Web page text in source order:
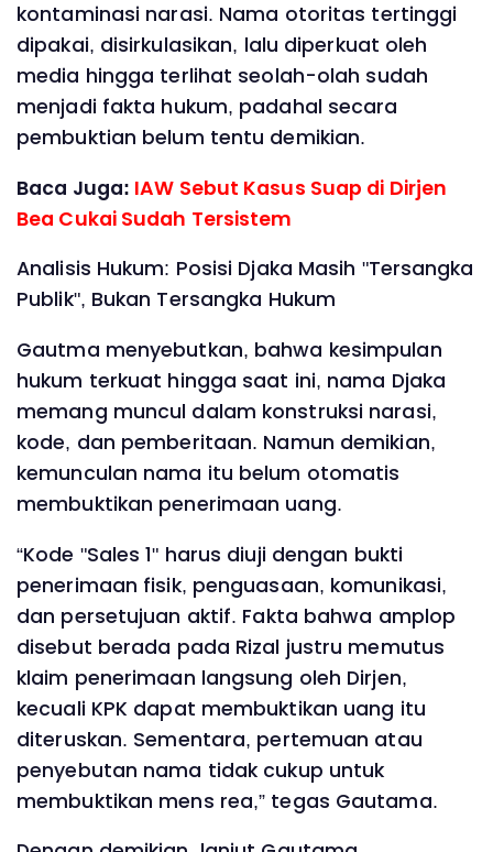
kontaminasi narasi. Nama otoritas tertinggi
dipakai, disirkulasikan, lalu diperkuat oleh
media hingga terlihat seolah-olah sudah
menjadi fakta hukum, padahal secara
pembuktian belum tentu demikian.
Baca Juga: IAW Sebut Kasus Suap di Dirjen
Bea Cukai Sudah Tersistem
Analisis Hukum: Posisi Djaka Masih "Tersangka
Publik", Bukan Tersangka Hukum
Gautma menyebutkan, bahwa kesimpulan
hukum terkuat hingga saat ini, nama Djaka
memang muncul dalam konstruksi narasi,
kode, dan pemberitaan. Namun demikian,
kemunculan nama itu belum otomatis
membuktikan penerimaan uang.
“Kode "Sales 1" harus diuji dengan bukti
penerimaan fisik, penguasaan, komunikasi,
dan persetujuan aktif. Fakta bahwa amplop
disebut berada pada Rizal justru memutus
klaim penerimaan langsung oleh Dirjen,
kecuali KPK dapat membuktikan uang itu
diteruskan. Sementara, pertemuan atau
penyebutan nama tidak cukup untuk
membuktikan mens rea,” tegas Gautama.